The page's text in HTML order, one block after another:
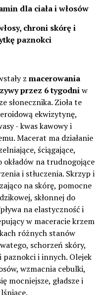
dla ciała i włosów
chroni skórę i
paznokci
z macerowania
przez 6 tygodniw
słonecznika. Zioła te
ekwizytynę,
- kwas kawowy i
Macerat ma działanie
ściągające,
okładów na trudnogojące
i stłuczenia. Skrzyp i
na skórę, pomocne
skłonnej do
na elastyczność i
w maceracie krzem
różnych stanów
schorzeń skóry,
paznokci i innych. Olejek
wzmacnia cebulki,
mocniejsze, gładsze i